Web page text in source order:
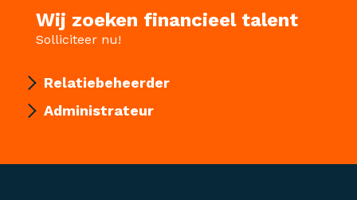
Wij zoeken financieel talent
Solliciteer nu!
Relatiebeheerder
Administrateur